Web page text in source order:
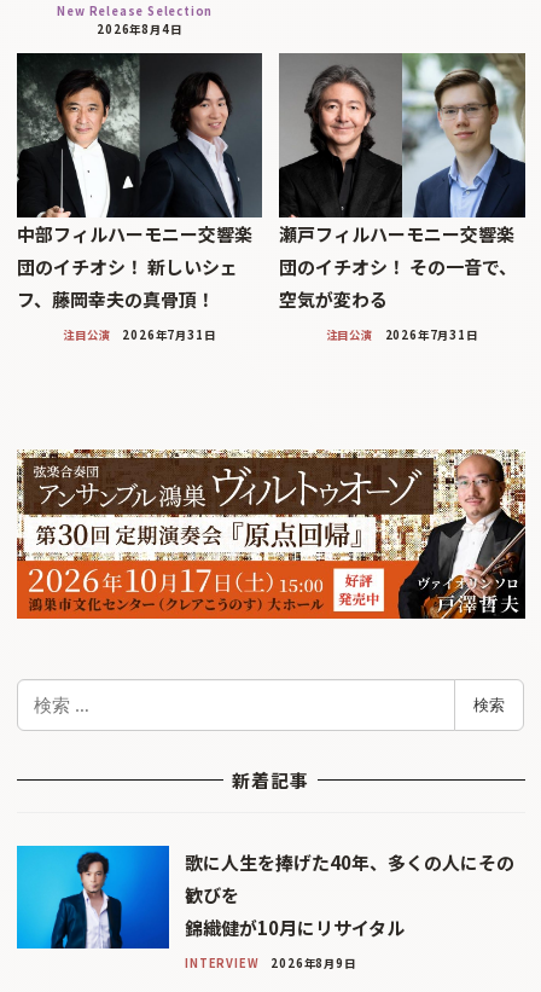
New Release Selection
2026年8月4日
中部フィルハーモニー交響楽
団のイチオシ！ 新しいシェ
フ、藤岡幸夫の真骨頂！
注目公演 2026年7月31日
瀬戸フィルハーモニー交響楽
団のイチオシ！ その一音で、
空気が変わる
注目公演 2026年7月31日
検索
新着記事
歌に人生を捧げた40年、多くの人にその
歓びを
錦織健が10月にリサイタル
INTERVIEW 2026年8月9日